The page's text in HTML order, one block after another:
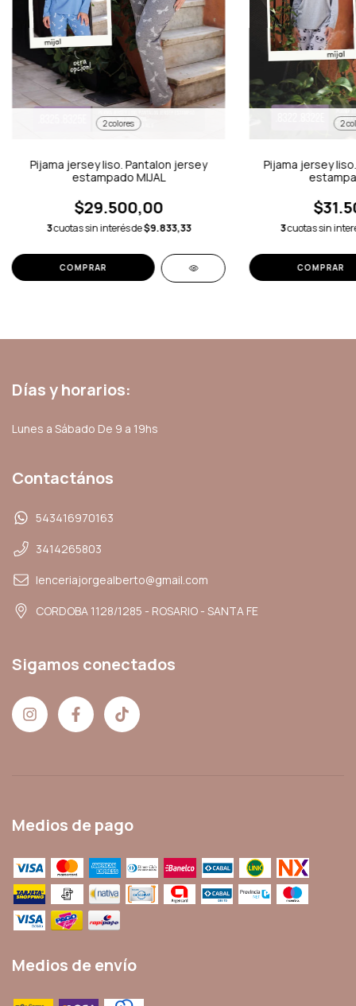
2 colores
Pijama jersey liso. Pantalon jersey
estampado MIJAL
$29.500,00
3cuotas sin interés de$9.833,33
COMPRAR
2
Pijama jersey
3cuotas sin
COMPRAR
Días y horarios:
Lunes a Sábado De 9 a 19hs
Contactános
543416970163
3414265803
lenceriajorgealberto@gmail.com
CORDOBA 1128/1285 - ROSARIO - SANTA FE
Sigamos conectados
Medios de pago
Medios de envío